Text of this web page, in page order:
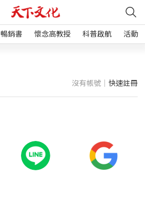
暢銷書 懷念高教授 科普啟航 活動
沒有帳號｜ 快速註冊